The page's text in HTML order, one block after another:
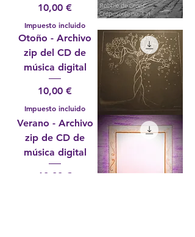
Precio
10,00 €
Impuesto incluido
Otoño - Archivo
zip del CD de
música digital
Precio
10,00 €
Impuesto incluido
Verano - Archivo
zip de CD de
música digital
Precio
10,00 €